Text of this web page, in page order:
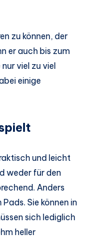
zu können, der
er auch bis zum
viel zu viel
einige
und leicht
weder für den
Anders
Sie können in
sich lediglich
heller